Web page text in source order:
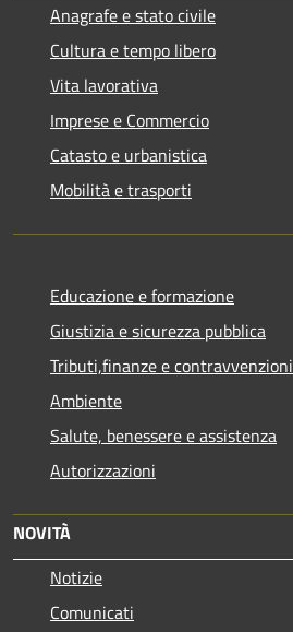
Anagrafe e stato civile
Cultura e tempo libero
Vita lavorativa
Imprese e Commercio
Catasto e urbanistica
Mobilità e trasporti
Educazione e formazione
Giustizia e sicurezza pubblica
Tributi,finanze e contravvenzioni
Ambiente
Salute, benessere e assistenza
Autorizzazioni
NOVITÀ
Notizie
Comunicati